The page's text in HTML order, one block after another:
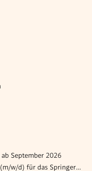
September 2026
Buffetkraft mit Küchenhilfstätigkeiten (m/w/d) für das Springer-Team, 20 - 25 Std. / Woche